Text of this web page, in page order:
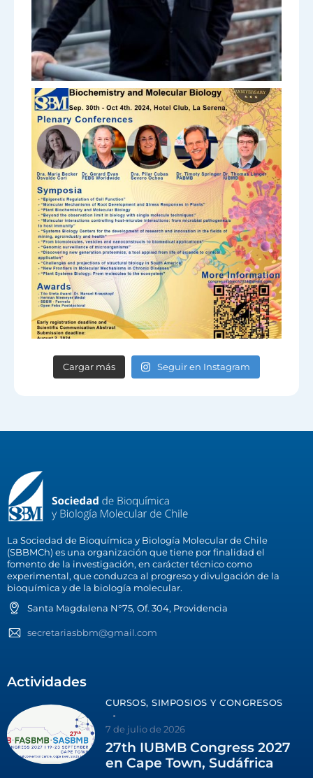
Cargar más Seguir en Instagram
La Sociedad de Bioquímica y Biología Molecular de Chile
(SBBMCh) es una organización que tiene por finalidad el
fomento de la investigación, en carácter técnico como
experimental, que conduzca al progreso y divulgación de la
bioquímica y de la biología molecular.
Santa Magdalena N°75, Of. 304, Providencia
secretariasbbm@gmail.com
Actividades
CURSOS, SIMPOSIOS Y CONGRESOS
7 de julio de 2026
27th IUBMB Congress 2027
en Cape Town, Sudáfrica